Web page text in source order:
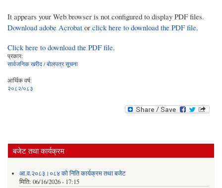
It appears your Web browser is not configured to display PDF files.
Download adobe Acrobat or click here to download the PDF file.
Click here to download the PDF file.
प्रकार:
सार्वजनिक खरीद / बोलपत्र सूचना
आर्थिक वर्ष:
२०८२/०८३
बजेट तथा कार्यक्रम
आ.व.२०८३।०८४ को निति कार्यक्रम तथा बजेट
मिति: 06/16/2026 - 17:15